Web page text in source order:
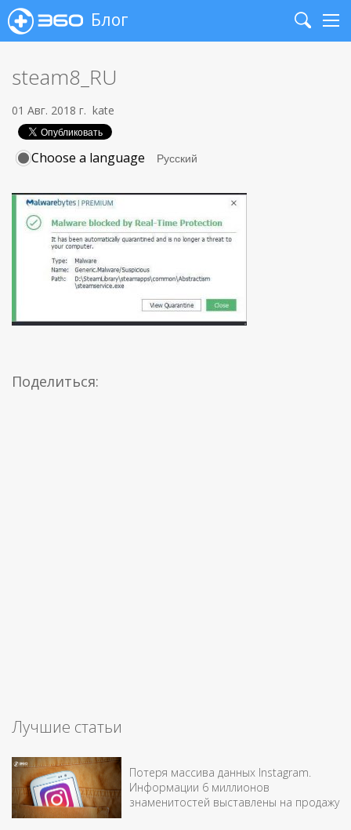
Блог
Search
steam8_RU
01 Авг. 2018 г. kate
Choose a language
Поделиться:
Лучшие статьи
Потеря массива данных Instagram.
Информации 6 миллионов
знаменитостей выставлены на продажу